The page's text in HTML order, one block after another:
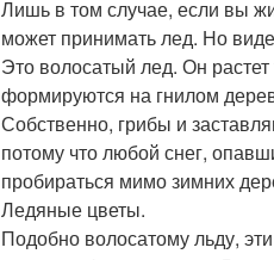
Лишь в том случае, если вы
может принимать лед. Но
Это волосатый лед. Он
формируются на гнилом
Собственно, грибы и
потому что любой снег,
пробираться мимо зимних
Ледяные цветы.
Подобно волосатому льду,